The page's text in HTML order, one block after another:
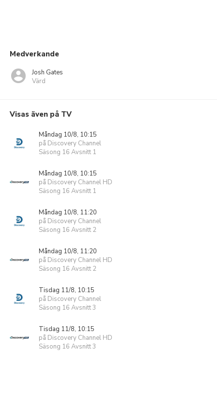
Medverkande
Josh Gates
Värd
Visas även på TV
Måndag 10/8, 10:15
på Discovery Channel
Säsong 16 Avsnitt 1
Måndag 10/8, 10:15
på Discovery Channel HD
Säsong 16 Avsnitt 1
Måndag 10/8, 11:20
på Discovery Channel
Säsong 16 Avsnitt 2
Måndag 10/8, 11:20
på Discovery Channel HD
Säsong 16 Avsnitt 2
Tisdag 11/8, 10:15
på Discovery Channel
Säsong 16 Avsnitt 3
Tisdag 11/8, 10:15
på Discovery Channel HD
Säsong 16 Avsnitt 3